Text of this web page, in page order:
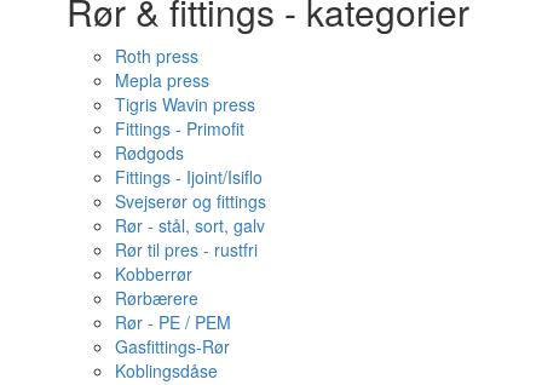
Rør & fittings - kategorier
Roth press
Mepla press
Tigris Wavin press
Fittings - Primofit
Rødgods
Fittings - Ijoint/Isiflo
Svejserør og fittings
Rør - stål, sort, galv
Rør til pres - rustfri
Kobberrør
Rørbærere
Rør - PE / PEM
Gasfittings-Rør
Koblingsdåse